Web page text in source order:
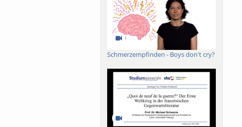
Schmerzempfinden - Boys don't cry?